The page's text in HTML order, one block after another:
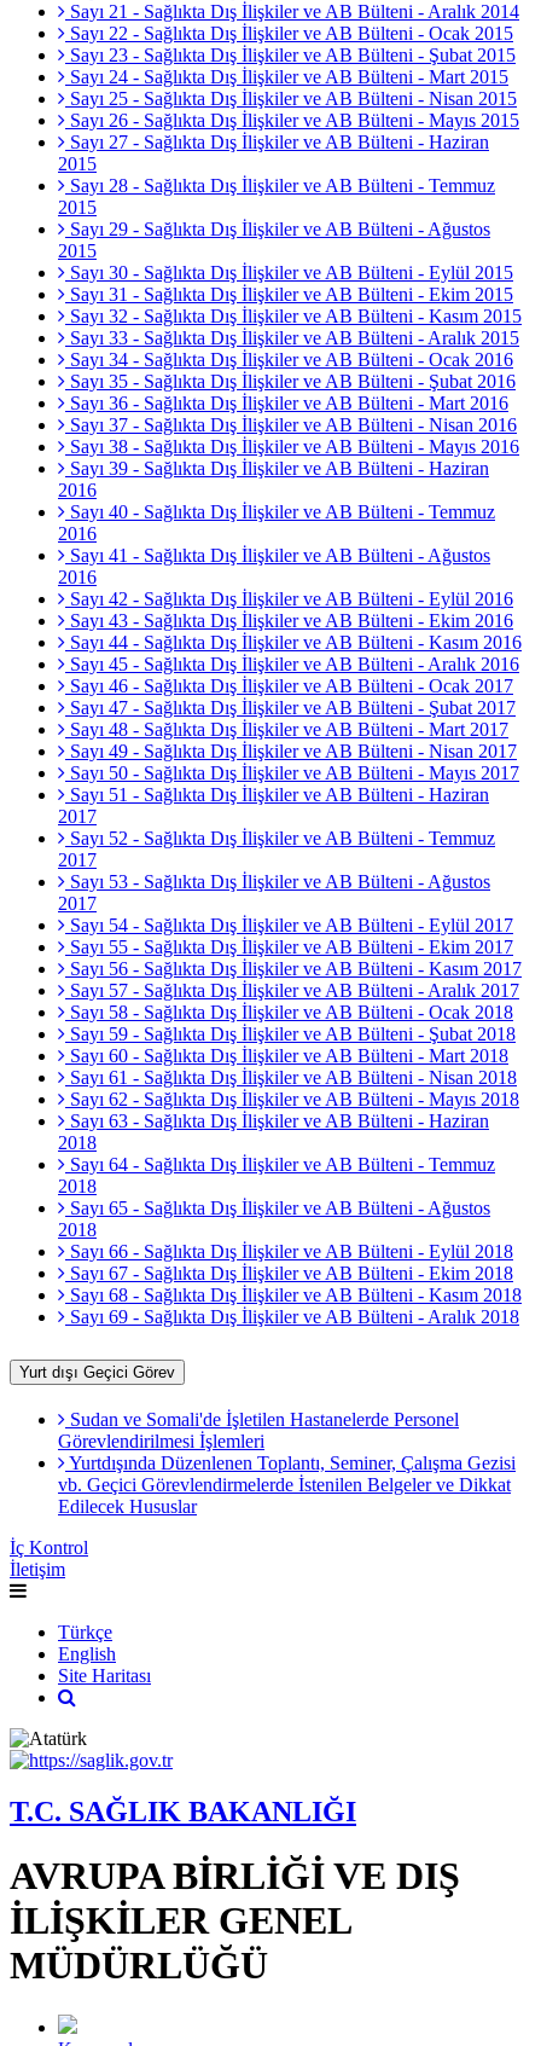
Sayı 21 - Sağlıkta Dış İlişkiler ve AB Bülteni - Aralık 2014
Sayı 22 - Sağlıkta Dış İlişkiler ve AB Bülteni - Ocak 2015
Sayı 23 - Sağlıkta Dış İlişkiler ve AB Bülteni - Şubat 2015
Sayı 24 - Sağlıkta Dış İlişkiler ve AB Bülteni - Mart 2015
Sayı 25 - Sağlıkta Dış İlişkiler ve AB Bülteni - Nisan 2015
Sayı 26 - Sağlıkta Dış İlişkiler ve AB Bülteni - Mayıs 2015
Sayı 27 - Sağlıkta Dış İlişkiler ve AB Bülteni - Haziran
2015
Sayı 28 - Sağlıkta Dış İlişkiler ve AB Bülteni - Temmuz
2015
Sayı 29 - Sağlıkta Dış İlişkiler ve AB Bülteni - Ağustos
2015
Sayı 30 - Sağlıkta Dış İlişkiler ve AB Bülteni - Eylül 2015
Sayı 31 - Sağlıkta Dış İlişkiler ve AB Bülteni - Ekim 2015
Sayı 32 - Sağlıkta Dış İlişkiler ve AB Bülteni - Kasım 2015
Sayı 33 - Sağlıkta Dış İlişkiler ve AB Bülteni - Aralık 2015
Sayı 34 - Sağlıkta Dış İlişkiler ve AB Bülteni - Ocak 2016
Sayı 35 - Sağlıkta Dış İlişkiler ve AB Bülteni - Şubat 2016
Sayı 36 - Sağlıkta Dış İlişkiler ve AB Bülteni - Mart 2016
Sayı 37 - Sağlıkta Dış İlişkiler ve AB Bülteni - Nisan 2016
Sayı 38 - Sağlıkta Dış İlişkiler ve AB Bülteni - Mayıs 2016
Sayı 39 - Sağlıkta Dış İlişkiler ve AB Bülteni - Haziran
2016
Sayı 40 - Sağlıkta Dış İlişkiler ve AB Bülteni - Temmuz
2016
Sayı 41 - Sağlıkta Dış İlişkiler ve AB Bülteni - Ağustos
2016
Sayı 42 - Sağlıkta Dış İlişkiler ve AB Bülteni - Eylül 2016
Sayı 43 - Sağlıkta Dış İlişkiler ve AB Bülteni - Ekim 2016
Sayı 44 - Sağlıkta Dış İlişkiler ve AB Bülteni - Kasım 2016
Sayı 45 - Sağlıkta Dış İlişkiler ve AB Bülteni - Aralık 2016
Sayı 46 - Sağlıkta Dış İlişkiler ve AB Bülteni - Ocak 2017
Sayı 47 - Sağlıkta Dış İlişkiler ve AB Bülteni - Şubat 2017
Sayı 48 - Sağlıkta Dış İlişkiler ve AB Bülteni - Mart 2017
Sayı 49 - Sağlıkta Dış İlişkiler ve AB Bülteni - Nisan 2017
Sayı 50 - Sağlıkta Dış İlişkiler ve AB Bülteni - Mayıs 2017
Sayı 51 - Sağlıkta Dış İlişkiler ve AB Bülteni - Haziran
2017
Sayı 52 - Sağlıkta Dış İlişkiler ve AB Bülteni - Temmuz
2017
Sayı 53 - Sağlıkta Dış İlişkiler ve AB Bülteni - Ağustos
2017
Sayı 54 - Sağlıkta Dış İlişkiler ve AB Bülteni - Eylül 2017
Sayı 55 - Sağlıkta Dış İlişkiler ve AB Bülteni - Ekim 2017
Sayı 56 - Sağlıkta Dış İlişkiler ve AB Bülteni - Kasım 2017
Sayı 57 - Sağlıkta Dış İlişkiler ve AB Bülteni - Aralık 2017
Sayı 58 - Sağlıkta Dış İlişkiler ve AB Bülteni - Ocak 2018
Sayı 59 - Sağlıkta Dış İlişkiler ve AB Bülteni - Şubat 2018
Sayı 60 - Sağlıkta Dış İlişkiler ve AB Bülteni - Mart 2018
Sayı 61 - Sağlıkta Dış İlişkiler ve AB Bülteni - Nisan 2018
Sayı 62 - Sağlıkta Dış İlişkiler ve AB Bülteni - Mayıs 2018
Sayı 63 - Sağlıkta Dış İlişkiler ve AB Bülteni - Haziran
2018
Sayı 64 - Sağlıkta Dış İlişkiler ve AB Bülteni - Temmuz
2018
Sayı 65 - Sağlıkta Dış İlişkiler ve AB Bülteni - Ağustos
2018
Sayı 66 - Sağlıkta Dış İlişkiler ve AB Bülteni - Eylül 2018
Sayı 67 - Sağlıkta Dış İlişkiler ve AB Bülteni - Ekim 2018
Sayı 68 - Sağlıkta Dış İlişkiler ve AB Bülteni - Kasım 2018
Sayı 69 - Sağlıkta Dış İlişkiler ve AB Bülteni - Aralık 2018
Yurt dışı Geçici Görev
Sudan ve Somali'de İşletilen Hastanelerde Personel
Görevlendirilmesi İşlemleri
Yurtdışında Düzenlenen Toplantı, Seminer, Çalışma Gezisi
vb. Geçici Görevlendirmelerde İstenilen Belgeler ve Dikkat
Edilecek Hususlar
İç Kontrol
İletişim
Türkçe
English
Site Haritası
T.C. SAĞLIK BAKANLIĞI
AVRUPA BİRLİĞİ VE DIŞ
İLİŞKİLER GENEL
MÜDÜRLÜĞÜ